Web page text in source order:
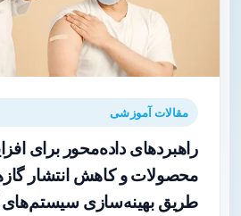
مقالات آموزشی
راهبردهای داده‌محور برای
محصولات و کاهش انتشار
طریق بهینه‌سازی